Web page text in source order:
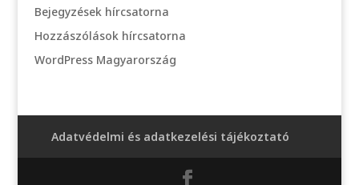
Bejegyzések hírcsatorna
Hozzászólások hírcsatorna
WordPress Magyarország
Adatvédelmi és adatkezelési tájékoztató